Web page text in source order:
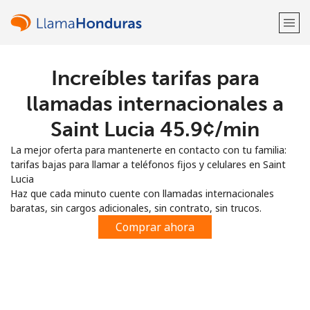
¡Bienvenido!
Regístrate con
o
Increíbles tarifas para
llamadas internacionales a
Saint Lucia ⁦45.9¢⁩/min
La mejor oferta para mantenerte en contacto con tu familia:
tarifas bajas para llamar a teléfonos fijos y celulares en Saint
Lucia
Haz que cada minuto cuente con llamadas internacionales
baratas, sin cargos adicionales, sin contrato, sin trucos.
Comprar ahora